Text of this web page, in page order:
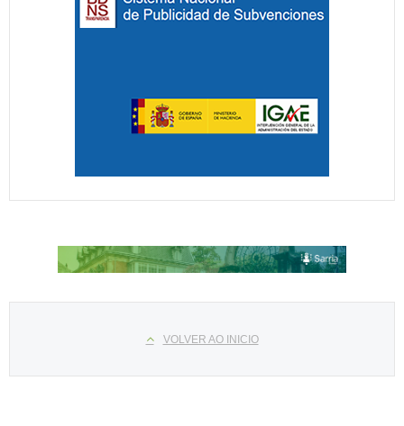
VOLVER AO INICIO